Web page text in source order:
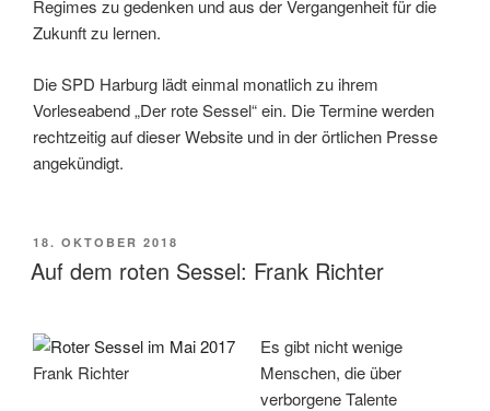
Regimes zu gedenken und aus der Vergangenheit für die
Zukunft zu lernen.
Die SPD Harburg lädt einmal monatlich zu ihrem
Vorleseabend „Der rote Sessel“ ein. Die Termine werden
rechtzeitig auf dieser Website und in der örtlichen Presse
angekündigt.
VERÖFFENTLICHT
AM
18. OKTOBER 2018
Auf dem roten Sessel: Frank Richter
Frank Richter
Es gibt nicht wenige
Menschen, die über
verborgene Talente